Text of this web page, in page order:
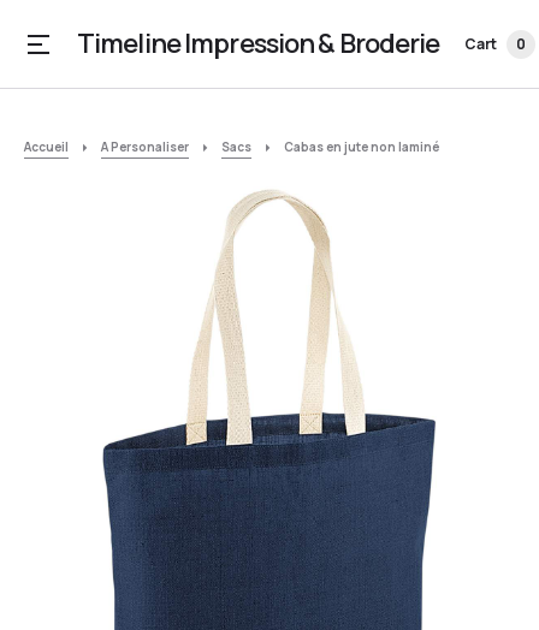
Timeline Impression & Broderie Cart 0
Accueil A Personaliser Sacs Cabas en jute non laminé